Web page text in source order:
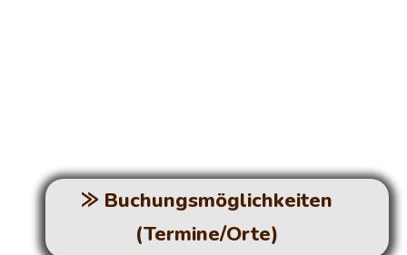
⨠ Buchungsmöglichkeiten
(Termine/Orte)